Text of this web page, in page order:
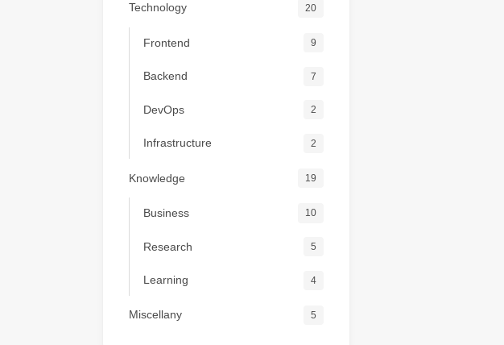
Technology 20
Frontend 9
Backend 7
DevOps 2
Infrastructure 2
Knowledge 19
Business 10
Research 5
Learning 4
Miscellany 5